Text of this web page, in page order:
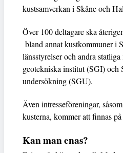
kustsamverkan i Skåne och
Över 100 deltagare ska
bland annat kustkommuner i
länsstyrelser och andra
geotekniska institut (SGI) och
undersökning (SGU).
Även intresseföreningar,
kusterna, kommer att finnas på
Kan man enas?